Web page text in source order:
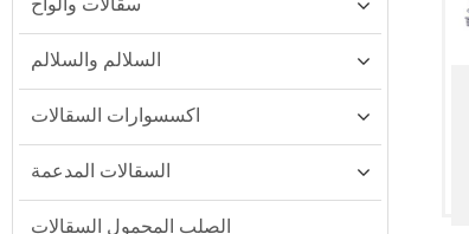
سقالات وألواح
السلالم والسلالم
اكسسوارات السقالات
السقالات المدعمة
الصلب المحمول السقالات